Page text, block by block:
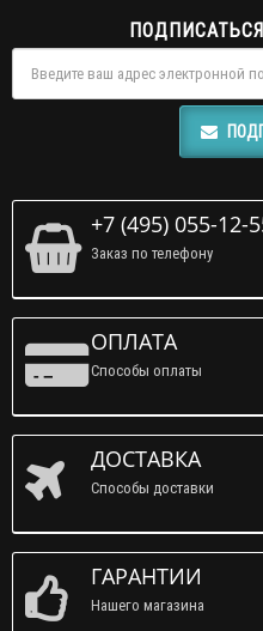
+7 (495) 055-12-
Заказ по телефону
ОПЛАТА
Способы оплаты
ДОСТАВКА
Способы доставки
ГАРАНТИИ
Нашего магазина